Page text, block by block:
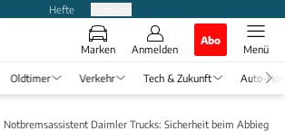
Hefte
Marken Anmelden
Abo
Menü
Oldtimer Verkehr Tech & Zukunft Auto-
Notbremsassistent Daimler Trucks: Sicherheit beim Abbiegen